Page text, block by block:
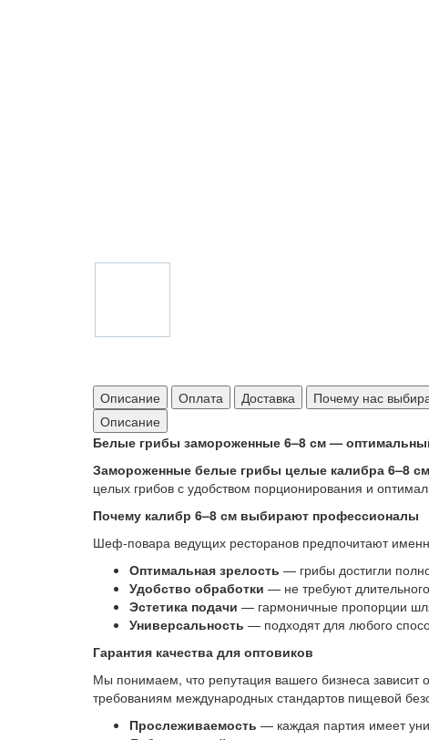
Описание Оплата Доставка
Почему нас
Описание
Белые грибы замороженные 6–8 см —
Замороженные белые грибы целые калибра 6–8 см
целых грибов с удобством порционирования и
Почему калибр 6–8 см выбирают профессионалы
Шеф-повара ведущих ресторанов предпочитают
Оптимальная зрелость — грибы достигли
Удобство обработки — не требуют
Эстетика подачи — гармоничные пропорции
Универсальность — подходят для любого
Гарантия качества для оптовиков
Мы понимаем, что репутация вашего бизнеса зависит
требованиям международных стандартов пищевой
Прослеживаемость — каждая партия имеет